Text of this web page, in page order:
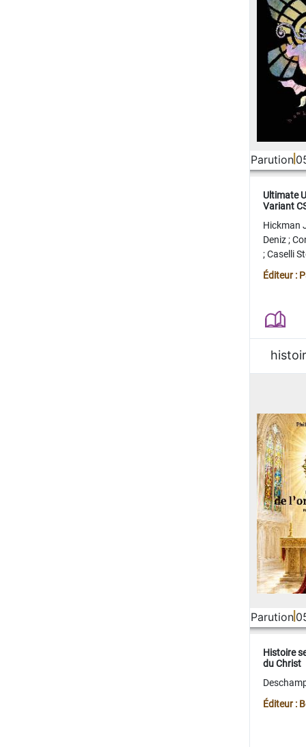
Parution
Ultimate
Variant
Hickman
Deniz;
;Caselli
Juan
Éditeur :
Parution
Histoire
du Christ
Éditeur :